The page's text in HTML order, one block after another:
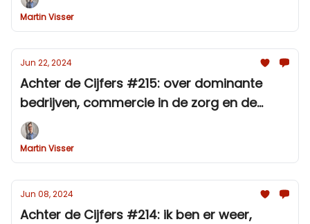
Martin Visser
Jun 22, 2024
Achter de Cijfers #215: over dominante
bedrijven, commercie in de zorg en de
slinkende rol van cao's in Nederland
Martin Visser
Jun 08, 2024
Achter de Cijfers #214: ik ben er weer,